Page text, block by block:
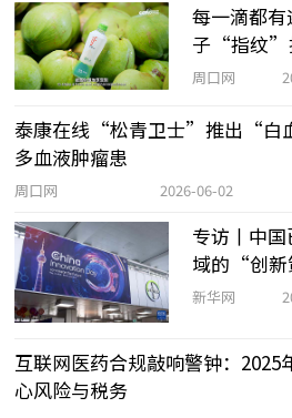
每一滴都
子“指纹”
周口网
泰康在线“松青卫士”推出“白
多血液肿瘤患
周口网 2026-06-02
专访丨中
域的“创新
新华网
互联网医药合规敲响警钟：2025
心风险与税务